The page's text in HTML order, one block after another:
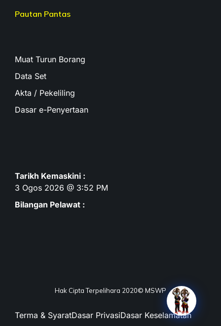
Pautan Pantas
Muat Turun Borang
Data Set
Akta / Pekeliling
Dasar e-Penyertaan
Tarikh Kemaskini :
3 Ogos 2026 @ 3:52 PM
Bilangan Pelawat :
Hak Cipta Terpelihara 2020© MSWP
Terma & SyaratDasar PrivasiDasar Keselamatan